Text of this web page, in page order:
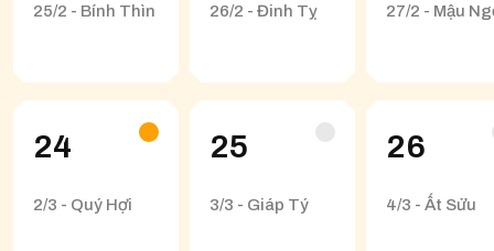
25/2 - Bính Thìn 26/2 - Đinh Tỵ 27/2 - Mậu
24
2/3 - Quý Hợi
25
3/3 - Giáp Tý
26
4/3 - Ất Sửu